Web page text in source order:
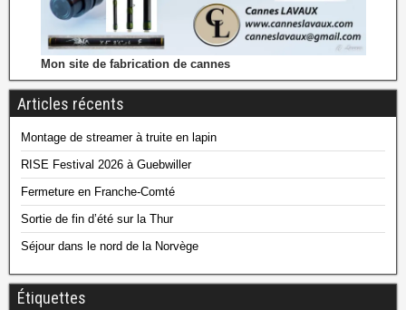
Mon site de fabrication de cannes
Articles récents
Montage de streamer à truite en lapin
RISE Festival 2026 à Guebwiller
Fermeture en Franche-Comté
Sortie de fin d’été sur la Thur
Séjour dans le nord de la Norvège
Étiquettes